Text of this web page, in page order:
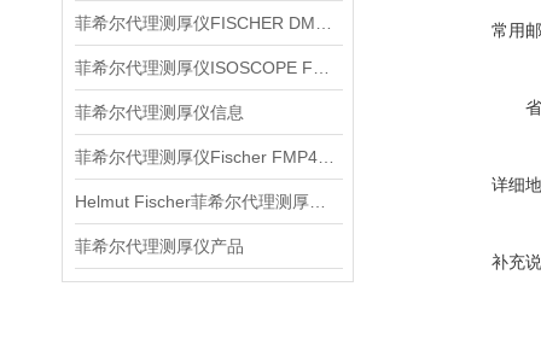
菲希尔代理测厚仪信息
菲希尔代理测厚仪产品
常用
详细
补充